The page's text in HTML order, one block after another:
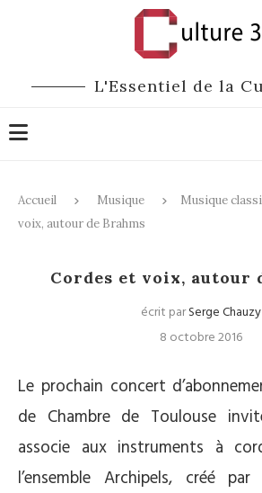
L'Essentiel de la
Accueil Musique Musique
voix, autour de Brahms
Cordes et voix, autour
écrit parSerge Chauzy
8 octobre 2016
Le prochain concert
de Chambre de Toulouse
associe aux instruments à
l’ensemble Archipels, créé